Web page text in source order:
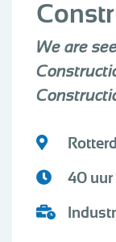
We are
40 uur